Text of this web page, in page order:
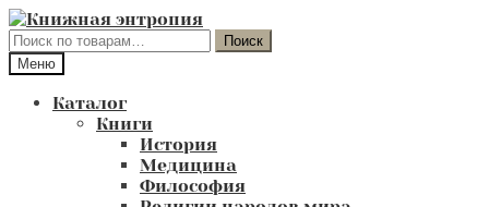
Перейти
к
навигации
Перейти
к
содержимому
Искать:
Поиск
Меню
Каталог
Книги
История
Медицина
Философия